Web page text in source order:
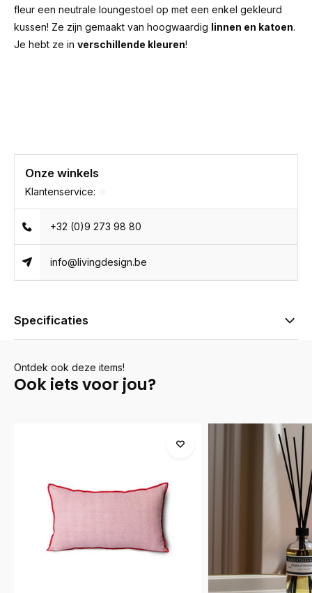
fleur een neutrale loungestoel op met een enkel gekleurd
kussen! Ze zijn gemaakt van hoogwaardig linnen en katoen.
Je hebt ze in verschillende kleuren!
Onze winkels
Klantenservice:
+32 (0)9 273 98 80
info@livingdesign.be
Specificaties
Ontdek ook deze items!
Ook iets voor jou?